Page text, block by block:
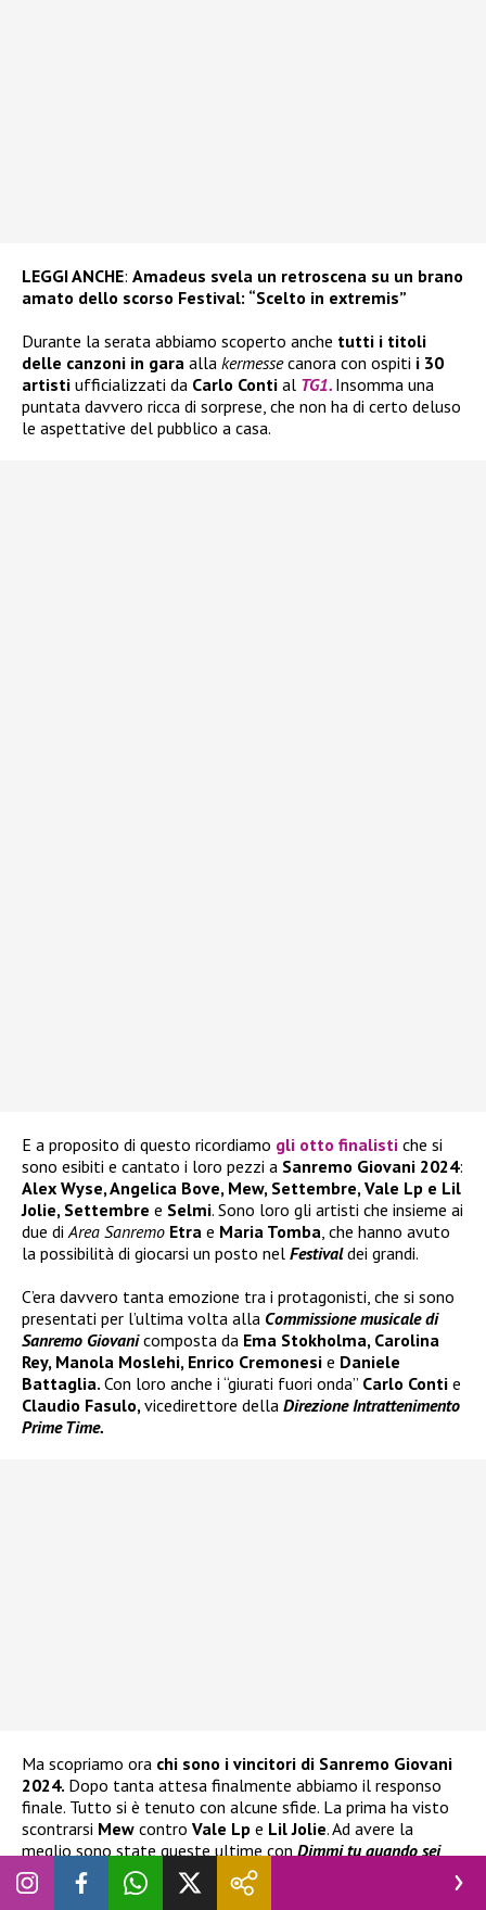
LEGGI ANCHE: Amadeus svela un retroscena su un brano
amato dello scorso Festival: “Scelto in extremis”
Durante la serata abbiamo scoperto anche tutti i titoli
delle canzoni in gara alla kermessecanora con ospiti i 30
artisti ufficializzati da Carlo Conti al TG1. Insomma una
puntata davvero ricca di sorprese, che non ha di certo deluso
le aspettative del pubblico a casa.
E a proposito di questo ricordiamo gli otto finalisti che si
sono esibiti e cantato i loro pezzi a Sanremo Giovani 2024:
Alex Wyse, Angelica Bove, Mew, Settembre, Vale Lp e Lil
Jolie, Settembre e Selmi. Sono loro gli artisti che insieme ai
due diArea Sanremo Etra e Maria Tomba, che hanno avuto
la possibilità di giocarsi un posto nel Festivaldei grandi.
C’era davvero tanta emozione tra i protagonisti, che si sono
presentati per l’ultima volta alla Commissione musicale di
Sanremo Giovanicomposta da Ema Stokholma, Carolina
Rey, Manola Moslehi, Enrico Cremonesi e Daniele
Battaglia. Con loro anche i “giurati fuori onda” Carlo Conti e
Claudio Fasulo,vicedirettore della Direzione Intrattenimento
Prime Time.
Ma scopriamo ora chi sono i vincitori di Sanremo Giovani
2024. Dopo tanta attesa finalmente abbiamo il responso
finale. Tutto si è tenuto con alcune sfide. La prima ha visto
scontrarsi Mew contro Vale Lp e Lil Jolie. Ad avere la
meglio sono state queste ultime conDimmi tu quando sei
per fare l’amore.